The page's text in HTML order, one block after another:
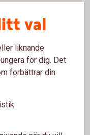
val
liknande
för dig. Det
förbättrar din